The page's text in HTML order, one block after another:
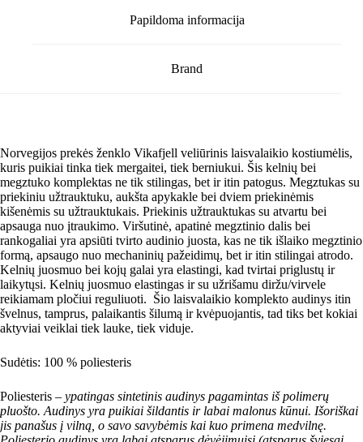
Papildoma informacija
Brand
Norvegijos prekės ženklo Vikafjell veliūrinis laisvalaikio kostiumėlis,
kuris puikiai tinka tiek mergaitei, tiek berniukui. Šis kelnių bei
megztuko komplektas ne tik stilingas, bet ir itin patogus. Megztukas su
priekiniu užtrauktuku, aukšta apykakle bei dviem priekinėmis
kišenėmis su užtrauktukais. Priekinis užtrauktukas su atvartu bei
apsauga nuo įtraukimo. Viršutinė, apatinė megztinio dalis bei
rankogaliai yra apsiūti tvirto audinio juosta, kas ne tik išlaiko megztinio
formą, apsaugo nuo mechaninių pažeidimų, bet ir itin stilingai atrodo.
Kelnių juosmuo bei kojų galai yra elastingi, kad tvirtai priglustų ir
laikytųsi. Kelnių juosmuo elastingas ir su užrišamu diržu/virvele
reikiamam pločiui reguliuoti. Šio laisvalaikio komplekto audinys itin
švelnus, tamprus, palaikantis šilumą ir kvėpuojantis, tad tiks bet kokiai
aktyviai veiklai tiek lauke, tiek viduje.
Sudėtis: 100 % poliesteris
Poliesteris – ypatingas sintetinis audinys pagamintas iš polimerų
pluošto. Audinys yra puikiai šildantis ir labai malonus kūnui. Išoriškai
jis panašus į vilną, o savo savybėmis kai kuo primena medvilnę.